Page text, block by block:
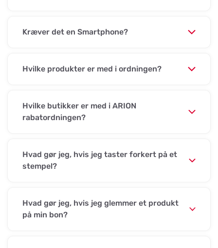
Kræver det en Smartphone?
Hvilke produkter er med i ordningen?
Hvilke butikker er med i ARION
rabatordningen?
Hvad gør jeg, hvis jeg taster forkert på et
stempel?
Hvad gør jeg, hvis jeg glemmer et produkt
på min bon?